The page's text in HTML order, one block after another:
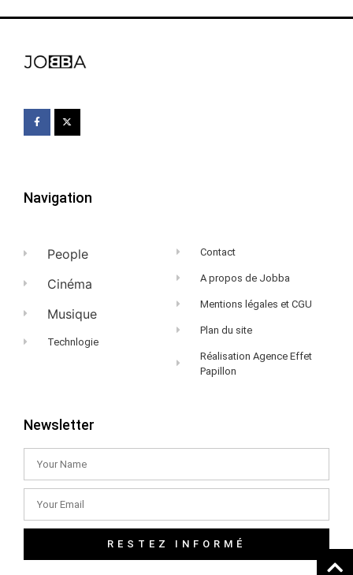
Navigation
People
Cinéma
Musique
Technlogie
Contact
A propos de Jobba
Mentions légales et CGU
Plan du site
Réalisation Agence Effet
Papillon
Newsletter
RESTEZ INFORMÉ